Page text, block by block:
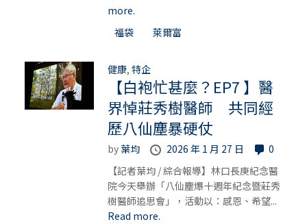
more.
福袋
萊爾富
健康,特企
【白袍忙甚麼？EP7 】醫
界悼莊秀樹醫師 共同經
歷八仙塵暴硬仗
by葉均 2026 年 1 月 27 日
0
【記者葉均 / 綜合報導】林口長庚紀念醫
院今天舉辦「八仙塵爆十週年紀念暨莊秀
樹醫師追思會」，活動以：感恩、希望...
Read more.